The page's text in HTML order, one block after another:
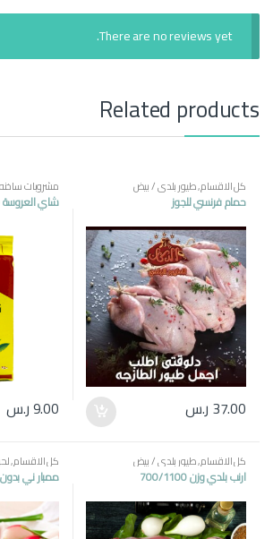
There are no reviews yet.
Related products
كل الاقسام,طيور بلدي / بيض
حمام فرنسي للجوز
37.00 ر.س
مشروبات ساخنه
مصرية
شاي العروسة 250 جرام
9.00ر.س
كل الاقسام,طيور بلدي / بيض
ارنب بلدي وزن 700/1100
كل الاقسام,
ممبار ني بدون